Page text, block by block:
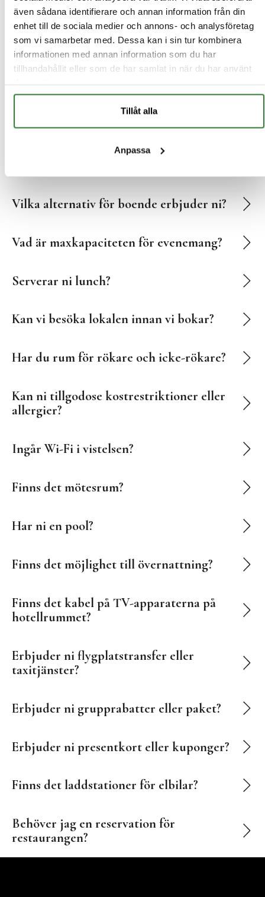
även sådana identifierare och annan information från din
enhet till de sociala medier och annons- och analysföretag
som vi samarbetar med. Dessa kan i sin tur kombinera
informationen med annan information som du har
tillhandahållit eller som de har samlat in när du har använt
Tillåt alla
Anpassa
Vilka faciliteter erbjuder ni för
evenemang?
Tillåter ni husdjur?
Vilka alternativ för boende erbjuder ni?
Vad är maxkapaciteten för evenemang?
Serverar ni lunch?
Kan vi besöka lokalen innan vi bokar?
Har du rum för rökare och icke-rökare?
Kan ni tillgodose kostrestriktioner eller
allergier?
Ingår Wi-Fi i vistelsen?
Finns det mötesrum?
Har ni en pool?
Finns det möjlighet till övernattning?
Finns det kabel på TV-apparaterna på
hotellrummet?
Erbjuder ni flygplatstransfer eller
taxitjänster?
Erbjuder ni grupprabatter eller paket?
Erbjuder ni presentkort eller kuponger?
Finns det laddstationer för elbilar?
Behöver jag en reservation för
restaurangen?